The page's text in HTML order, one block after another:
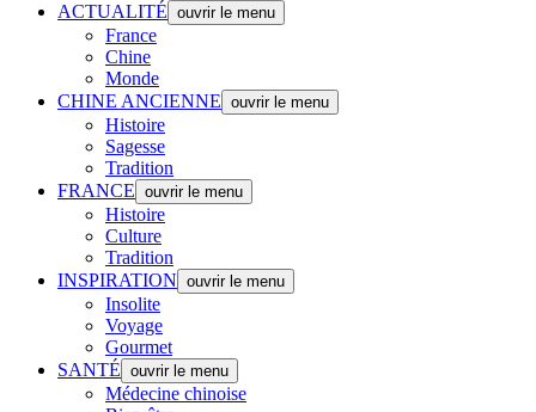
ACTUALITÉ ouvrir le menu
France
Chine
Monde
CHINE ANCIENNE ouvrir le menu
Histoire
Sagesse
Tradition
FRANCE ouvrir le menu
Histoire
Culture
Tradition
INSPIRATION ouvrir le menu
Insolite
Voyage
Gourmet
SANTÉ ouvrir le menu
Médecine chinoise